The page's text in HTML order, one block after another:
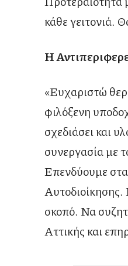
κάθε γειτονιά.
Η
«Ευχαριστώ
φιλόξενη
σχεδιάσει και
συνεργασία με
Επενδύουμε
σκοπό. Να
Αττικής και